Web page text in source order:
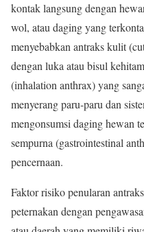
kontak langsung dengan
wol, atau daging yang
menyebabkan antraks kulit
dengan luka atau bisul
(inhalation anthrax) yang
menyerang paru-paru dan
mengonsumsi daging hewan
sempurna (gastrointestinal
pencernaan.
Faktor risiko penularan
peternakan dengan